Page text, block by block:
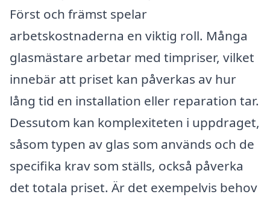
Först och främst spelar
arbetskostnaderna en viktig roll. Många
glasmästare arbetar med timpriser, vilket
innebär att priset kan påverkas av hur
lång tid en installation eller reparation tar.
Dessutom kan komplexiteten i uppdraget,
såsom typen av glas som används och de
specifika krav som ställs, också påverka
det totala priset. Är det exempelvis behov